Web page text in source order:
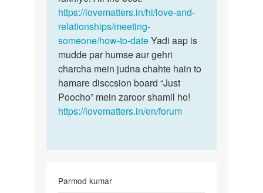
by
Deep
https://lovematters.in/hi/love-and-
relationships/meeting-
someone/how-to-dateYadi aap is
mudde par humse aur gehri
charcha mein judna chahte hain to
hamare disccsion board “Just
Poocho” mein zaroor shamil ho!
https://lovematters.in/en/forum
Parmod kumar